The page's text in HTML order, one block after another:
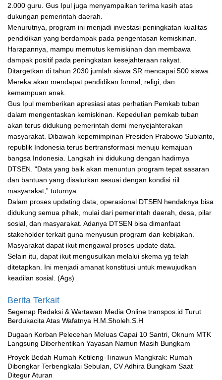
2.000 guru. Gus Ipul juga menyampaikan terima kasih atas
dukungan pemerintah daerah.
Menurutnya, program ini menjadi investasi peningkatan kualitas
pendidikan yang berdampak pada pengentasan kemiskinan.
Harapannya, mampu memutus kemiskinan dan membawa
dampak positif pada peningkatan kesejahteraan rakyat.
Ditargetkan di tahun 2030 jumlah siswa SR mencapai 500 siswa.
Mereka akan mendapat pendidikan formal, religi, dan
kemampuan anak.
Gus Ipul memberikan apresiasi atas perhatian Pemkab tuban
dalam mengentaskan kemiskinan. Kepedulian pemkab tuban
akan terus didukung pemerintah demi menyejahterakan
masyarakat. Dibawah kepemimpinan Presiden Prabowo Subianto,
republik Indonesia terus bertransformasi menuju kemajuan
bangsa Indonesia. Langkah ini didukung dengan hadirnya
DTSEN. “Data yang baik akan menuntun program tepat sasaran
dan bantuan yang disalurkan sesuai dengan kondisi riil
masyarakat,” tuturnya.
Dalam proses updating data, operasional DTSEN hendaknya bisa
didukung semua pihak, mulai dari pemerintah daerah, desa, pilar
sosial, dan masyarakat. Adanya DTSEN bisa dimanfaat
stakeholder terkait guna menyusun program dan kebijakan.
Masyarakat dapat ikut mengawal proses update data.
Selain itu, dapat ikut mengusulkan melalui skema yg telah
ditetapkan. Ini menjadi amanat konstitusi untuk mewujudkan
keadilan sosial. (Ags)
Berita Terkait
Segenap Redaksi & Wartawan Media Online transpos.id Turut
Berdukacita Atas Wafatnya H.M.Sholeh.S.H
‎Dugaan Korban Pelecehan Meluas Capai 10 Santri, Oknum MTK
Langsung Diberhentikan Yayasan Namun Masih Bungkam
Proyek Bedah Rumah Ketileng-Tinawun Mangkrak: Rumah
Dibongkar Terbengkalai Sebulan, CV Adhira Bungkam Saat
Ditegur Aturan